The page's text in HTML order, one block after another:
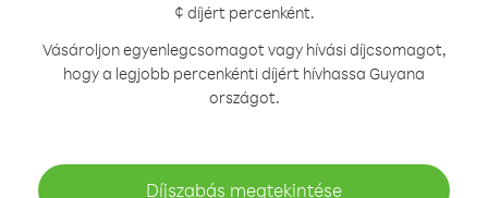
¢ díjért percenként.
Vásároljon egyenlegcsomagot vagy hívási díjcsomagot,
hogy a legjobb percenkénti díjért hívhassa Guyana
országot.
Díjszabás megtekintése